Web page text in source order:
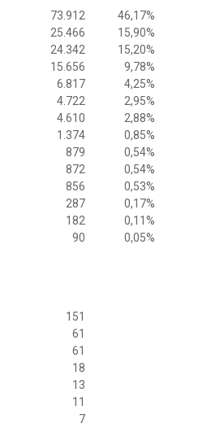
73.912
46,17%
25.466
15,90%
24.342
15,20%
15.656
9,78%
6.817
4,25%
4.722
2,95%
4.610
2,88%
1.374
0,85%
879
0,54%
872
0,54%
856
0,53%
287
0,17%
182
0,11%
90 0,05%
151
61
61
18
13
11
7